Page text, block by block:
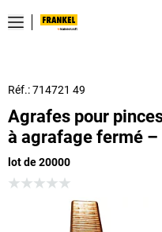
Réf.: 714721 49
Agrafes pour
à agrafage fermé
lot de 20000